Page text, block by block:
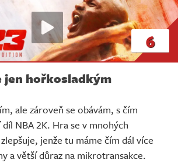
6
jen hořkosladkým
ale zároveň se obávám, s čím
NBA 2K. Hra se v mnohých
jenže tu máme čím dál více
a větší důraz na mikrotransakce.